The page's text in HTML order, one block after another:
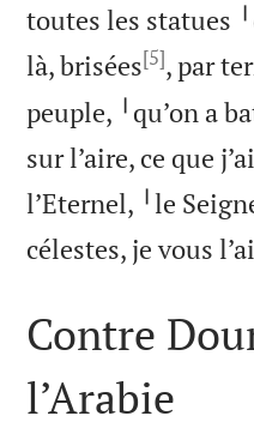
toutes les statues
là, brisées[5], par
peuple, ╵qu’on a
sur l’aire, ce que
l’Eternel, ╵le
célestes, je vous
Contre
l’Arabie